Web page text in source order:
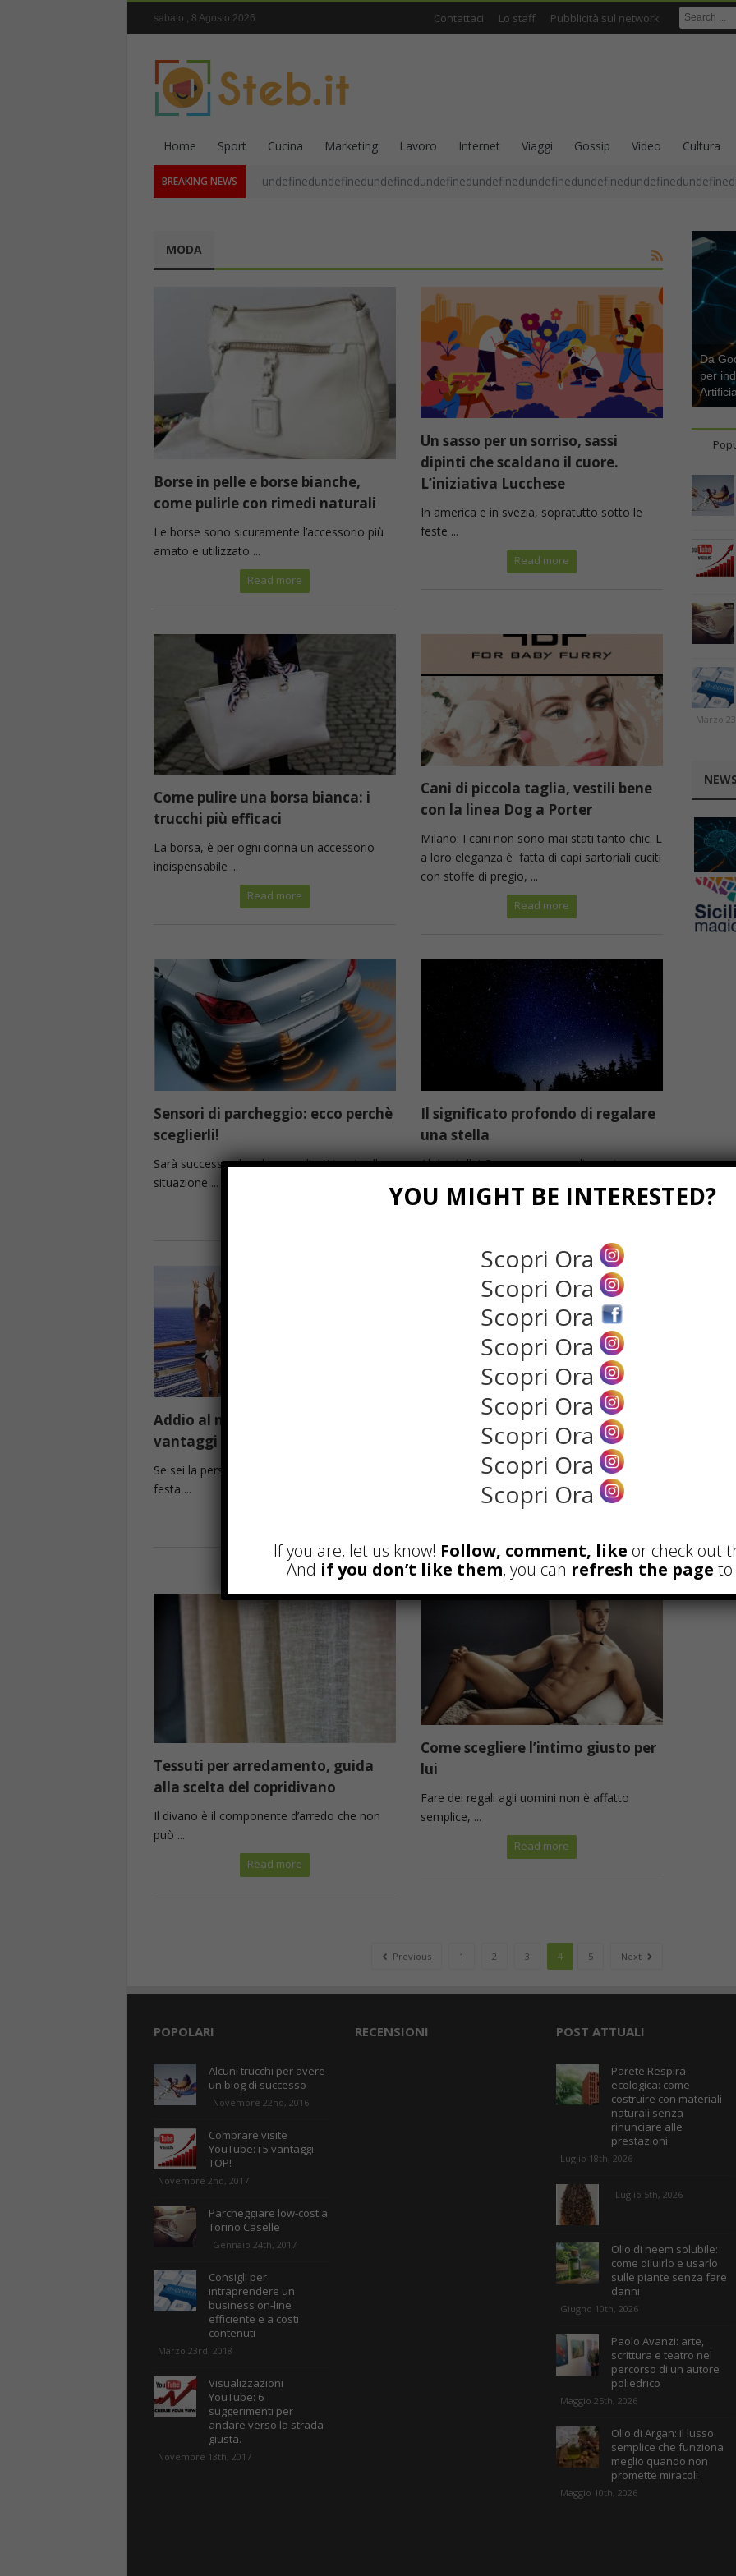
sabato , 8 Agosto 2026 Contattaci Lo staff Pubblicità sul network
Home Sport Cucina Marketing Lavoro Internet Viaggi Gossip Video Cultura
BREAKING NEWS
MODA
Borse in pelle e borse bianche,
come pulirle con rimedi naturali
Le borse sono sicuramente l’accessorio più
amato e utilizzato ...
Read more
Un sasso per un sorriso, sassi
dipinti che scaldano il cuore.
L’iniziativa Lucchese
In america e in svezia, sopratutto sotto le
feste ...
Read more
Come pulire una borsa bianca: i
trucchi più efficaci
La borsa, è per ogni donna un accessorio
indispensabile ...
Read more
Cani di piccola taglia, vestili bene
con la linea Dog a Porter
Milano: I cani non sono mai stati tanto chic. L
a loro eleganza è fatta di capi sartoriali cuciti
con stoffe di pregio, ...
Read more
Sensori di parcheggio: ecco perchè
sceglierli!
Sarà successo che alcune volte ti trovi nella
situazione ...
Il significato profondo di regalare
una stella
Ah le stelle! Cosa non amare di queste
Addio al nubilato in barca:
vantaggi e consigli.
Se sei la persona scelta per organizzare la
festa ...
Qual è la differenza tra tanga, il
perizoma, la brasiliana e il classico
Quasi tutte le donne sanno la differenza tra
Tessuti per arredamento, guida
alla scelta del copridivano
Il divano è il componente d’arredo che non
può ...
Read more
Come scegliere l’intimo giusto per
lui
Fare dei regali agli uomini non è affatto
semplice, ...
Read more
Previous 1 2 3 4 5 Next
Da
per
Marzo
POPOLARI
Alcuni trucchi per avere
un blog di successo
Novembre 22nd, 2016
Comprare visite
YouTube: i 5 vantaggi
TOP!
Novembre 2nd, 2017
Parcheggiare low-cost a
Torino Caselle
Gennaio 24th, 2017
Consigli per
intraprendere un
business on-line
efficiente e a costi
contenuti
Marzo 23rd, 2018
Visualizzazioni
YouTube: 6
suggerimenti per
andare verso la strada
giusta.
Novembre 13th, 2017
RECENSIONI POST ATTUALI
Parete Respira
ecologica: come
costruire con materiali
naturali senza
rinunciare alle
prestazioni
Luglio 18th, 2026
Luglio 5th, 2026
Olio di neem solubile:
come diluirlo e usarlo
sulle piante senza fare
danni
Giugno 10th, 2026
Paolo Avanzi: arte,
scrittura e teatro nel
percorso di un autore
poliedrico
Maggio 25th, 2026
Olio di Argan: il lusso
semplice che funziona
meglio quando non
promette miracoli
Maggio 10th, 2026
YOU MIGHT BE INTERESTED?
Scopri Ora
Scopri Ora
Scopri Ora
Scopri Ora
Scopri Ora
Scopri Ora
Scopri Ora
Scopri Ora
Scopri Ora
If you are, let us know! Follow, comment, like or check out
And if you don’t like them, you can refresh the page to